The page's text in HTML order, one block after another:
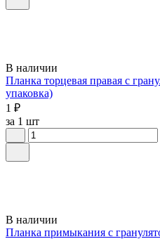
В наличии
Планка торцевая правая с
упаковка)
1 ₽
за 1 шт
В наличии
Планка примыкания с